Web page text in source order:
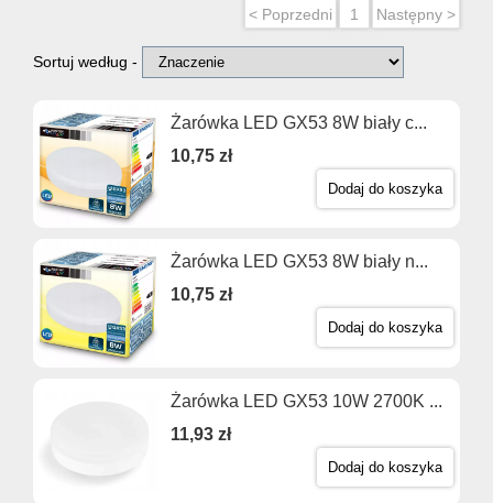
< Poprzedni 1 Następny >
Sortuj według -
Żarówka LED GX53 8W biały c...
10,75 zł
Dodaj do koszyka
Żarówka LED GX53 8W biały n...
10,75 zł
Dodaj do koszyka
Żarówka LED GX53 10W 2700K ...
11,93 zł
Dodaj do koszyka